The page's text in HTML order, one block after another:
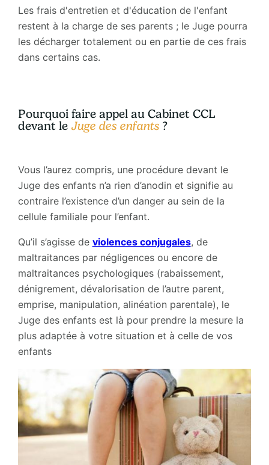
Les frais d'entretien et d'éducation de l'enfant
restent à la charge de ses parents ; le Juge pourra
les décharger totalement ou en partie de ces frais
dans certains cas.
Pourquoi faire appel au Cabinet CCL
devant le Juge des enfants?
Vous l’aurez compris, une procédure devant le
Juge des enfants n’a rien d’anodin et signifie au
contraire l’existence d’un danger au sein de la
cellule familiale pour l’enfant.
Qu’il s’agisse de violences conjugales, de
maltraitances par négligences ou encore de
maltraitances psychologiques (rabaissement,
dénigrement, dévalorisation de l’autre parent,
emprise, manipulation, alinéation parentale), le
Juge des enfants est là pour prendre la mesure la
plus adaptée à votre situation et à celle de vos
enfants